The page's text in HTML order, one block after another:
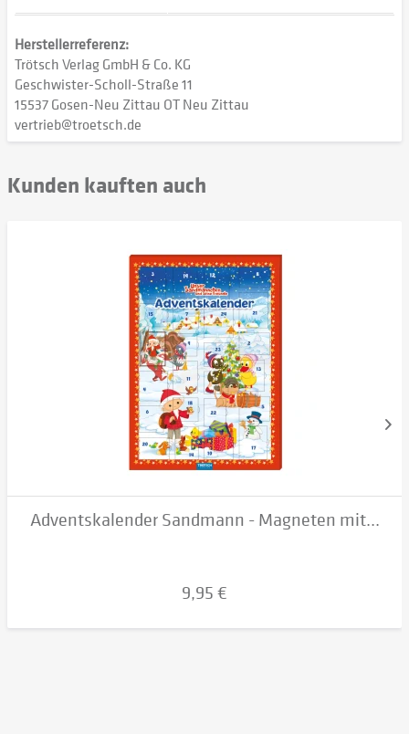
Herstellerreferenz:
Trötsch Verlag GmbH & Co. KG
Geschwister-Scholl-Straße 11
15537 Gosen-Neu Zittau OT Neu Zittau
vertrieb@troetsch.de
Kunden kauften auch
Adventskalender Sandmann - Magneten mit...
9,95 €